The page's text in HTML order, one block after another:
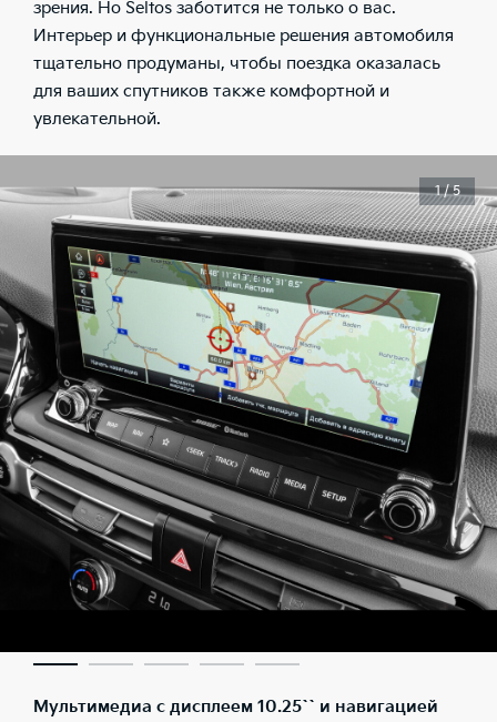
зрения. Но Seltos заботится не только о вас.
Интерьер и функциональные решения автомобиля
тщательно продуманы, чтобы поездка оказалась
для ваших спутников также комфортной и
увлекательной.
Мультимедиа с дисплеем 10.25`` и навигацией
1 / 5